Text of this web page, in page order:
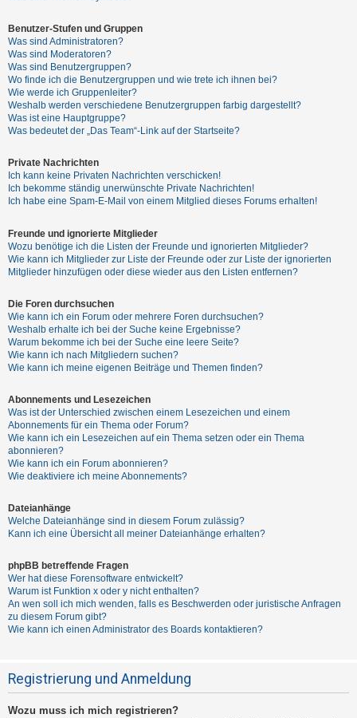
m
e
n
A
k
t
i
v
T
h
e
e
n
u
c
h
e
F
A
Benutzer-Stufen und Gruppen
Was sind Administratoren?
Was sind Moderatoren?
Was sind Benutzergruppen?
Wo finde ich die Benutzergruppen und wie trete ich ihnen bei?
Wie werde ich Gruppenleiter?
Weshalb werden verschiedene Benutzergruppen farbig dargestellt?
Was ist eine Hauptgruppe?
Was bedeutet der „Das Team“-Link auf der Startseite?
Private Nachrichten
Ich kann keine Privaten Nachrichten verschicken!
Ich bekomme ständig unerwünschte Private Nachrichten!
Ich habe eine Spam-E-Mail von einem Mitglied dieses Forums erhalten!
Freunde und ignorierte Mitglieder
Wozu benötige ich die Listen der Freunde und ignorierten Mitglieder?
Wie kann ich Mitglieder zur Liste der Freunde oder zur Liste der ignorierten
Mitglieder hinzufügen oder diese wieder aus den Listen entfernen?
Die Foren durchsuchen
Wie kann ich ein Forum oder mehrere Foren durchsuchen?
Weshalb erhalte ich bei der Suche keine Ergebnisse?
Warum bekomme ich bei der Suche eine leere Seite?
Wie kann ich nach Mitgliedern suchen?
Wie kann ich meine eigenen Beiträge und Themen finden?
Abonnements und Lesezeichen
Was ist der Unterschied zwischen einem Lesezeichen und einem
Abonnements für ein Thema oder Forum?
Wie kann ich ein Lesezeichen auf ein Thema setzen oder ein Thema
abonnieren?
Wie kann ich ein Forum abonnieren?
Wie deaktiviere ich meine Abonnements?
Dateianhänge
Welche Dateianhänge sind in diesem Forum zulässig?
Kann ich eine Übersicht all meiner Dateianhänge erhalten?
phpBB betreffende Fragen
Wer hat diese Forensoftware entwickelt?
Warum ist Funktion x oder y nicht enthalten?
An wen soll ich mich wenden, falls es Beschwerden oder juristische Anfragen
zu diesem Forum gibt?
Wie kann ich einen Administrator des Boards kontaktieren?
Registrierung und Anmeldung
Wozu muss ich mich registrieren?